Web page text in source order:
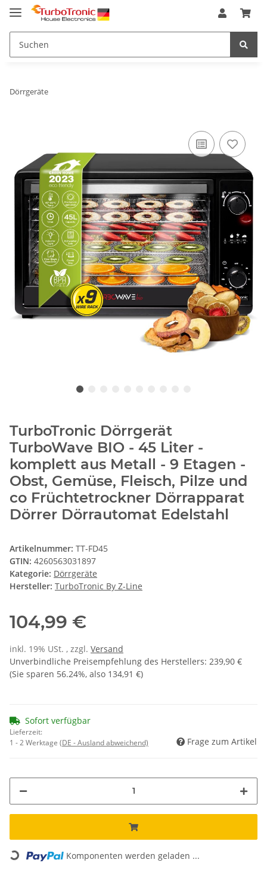
Dörrgeräte
TurboTronic Dörrgerät
TurboWave BIO - 45 Liter -
komplett aus Metall - 9 Etagen -
Obst, Gemüse, Fleisch, Pilze und
co Früchtetrockner Dörrapparat
Dörrer Dörrautomat Edelstahl
Artikelnummer: TT-FD45
GTIN: 4260563031897
Kategorie: Dörrgeräte
Hersteller: TurboTronic By Z-Line
104,99 €
inkl. 19% USt. , zzgl. Versand
Unverbindliche Preisempfehlung des Herstellers: 239,90 €
(Sie sparen 56.24%, also 134,91 €)
Sofort verfügbar
Lieferzeit:
1 - 2 Werktage (DE - Ausland abweichend) Frage zum Artikel
Loading... Komponenten werden geladen ...